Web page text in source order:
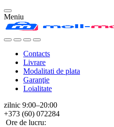
Meniu
Contacts
Livrare
Modalitati de plata
Garanţie
Loialitate
zilnic 9:00–20:00
+373 (60) 072284
Ore de lucru: